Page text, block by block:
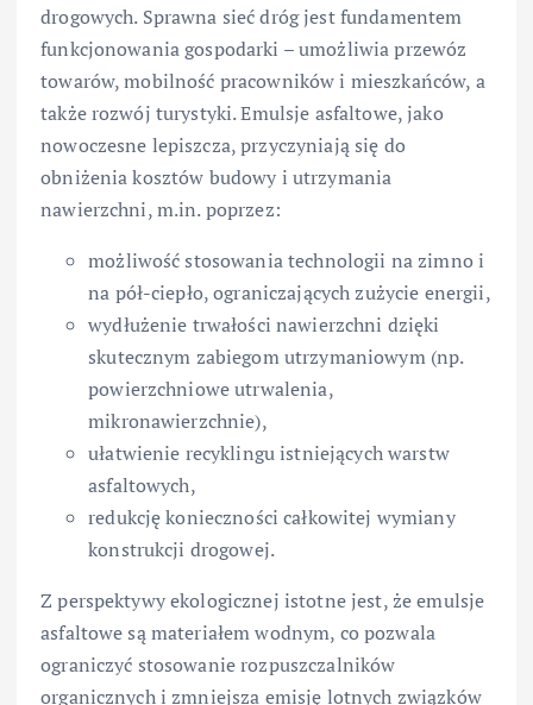
drogowych. Sprawna sieć dróg jest fundamentem
funkcjonowania gospodarki – umożliwia przewóz
towarów, mobilność pracowników i mieszkańców, a
także rozwój turystyki. Emulsje asfaltowe, jako
nowoczesne lepiszcza, przyczyniają się do
obniżenia kosztów budowy i utrzymania
nawierzchni, m.in. poprzez:
możliwość stosowania technologii na zimno i
na pół-ciepło, ograniczających zużycie energii,
wydłużenie trwałości nawierzchni dzięki
skutecznym zabiegom utrzymaniowym (np.
powierzchniowe utrwalenia,
mikronawierzchnie),
ułatwienie recyklingu istniejących warstw
asfaltowych,
redukcję konieczności całkowitej wymiany
konstrukcji drogowej.
Z perspektywy ekologicznej istotne jest, że emulsje
asfaltowe są materiałem wodnym, co pozwala
ograniczyć stosowanie rozpuszczalników
organicznych i zmniejsza emisję lotnych związków